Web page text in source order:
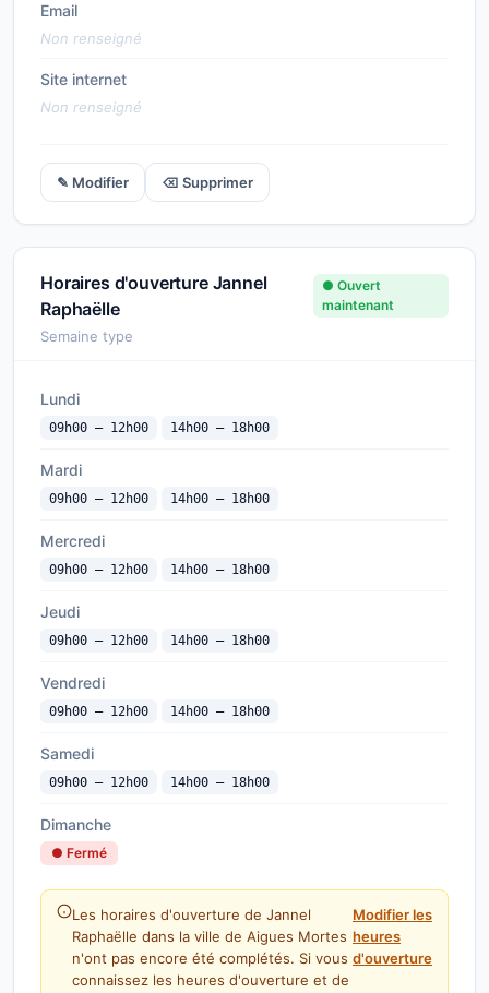
Email
Non renseigné
Site internet
Non renseigné
✎ Modifier ⌫ Supprimer
Horaires d'ouverture Jannel
Raphaëlle
● Ouvert
maintenant
Semaine type
Lundi
09h00 — 12h00 14h00 — 18h00
Mardi
09h00 — 12h00 14h00 — 18h00
Mercredi
09h00 — 12h00 14h00 — 18h00
Jeudi
09h00 — 12h00 14h00 — 18h00
Vendredi
09h00 — 12h00 14h00 — 18h00
Samedi
09h00 — 12h00 14h00 — 18h00
Dimanche
● Fermé
Les horaires d'ouverture de Jannel
Raphaëlle dans la ville de Aigues Mortes
n'ont pas encore été complétés. Si vous
connaissez les heures d'ouverture et de
Modifier les
heures
d'ouverture